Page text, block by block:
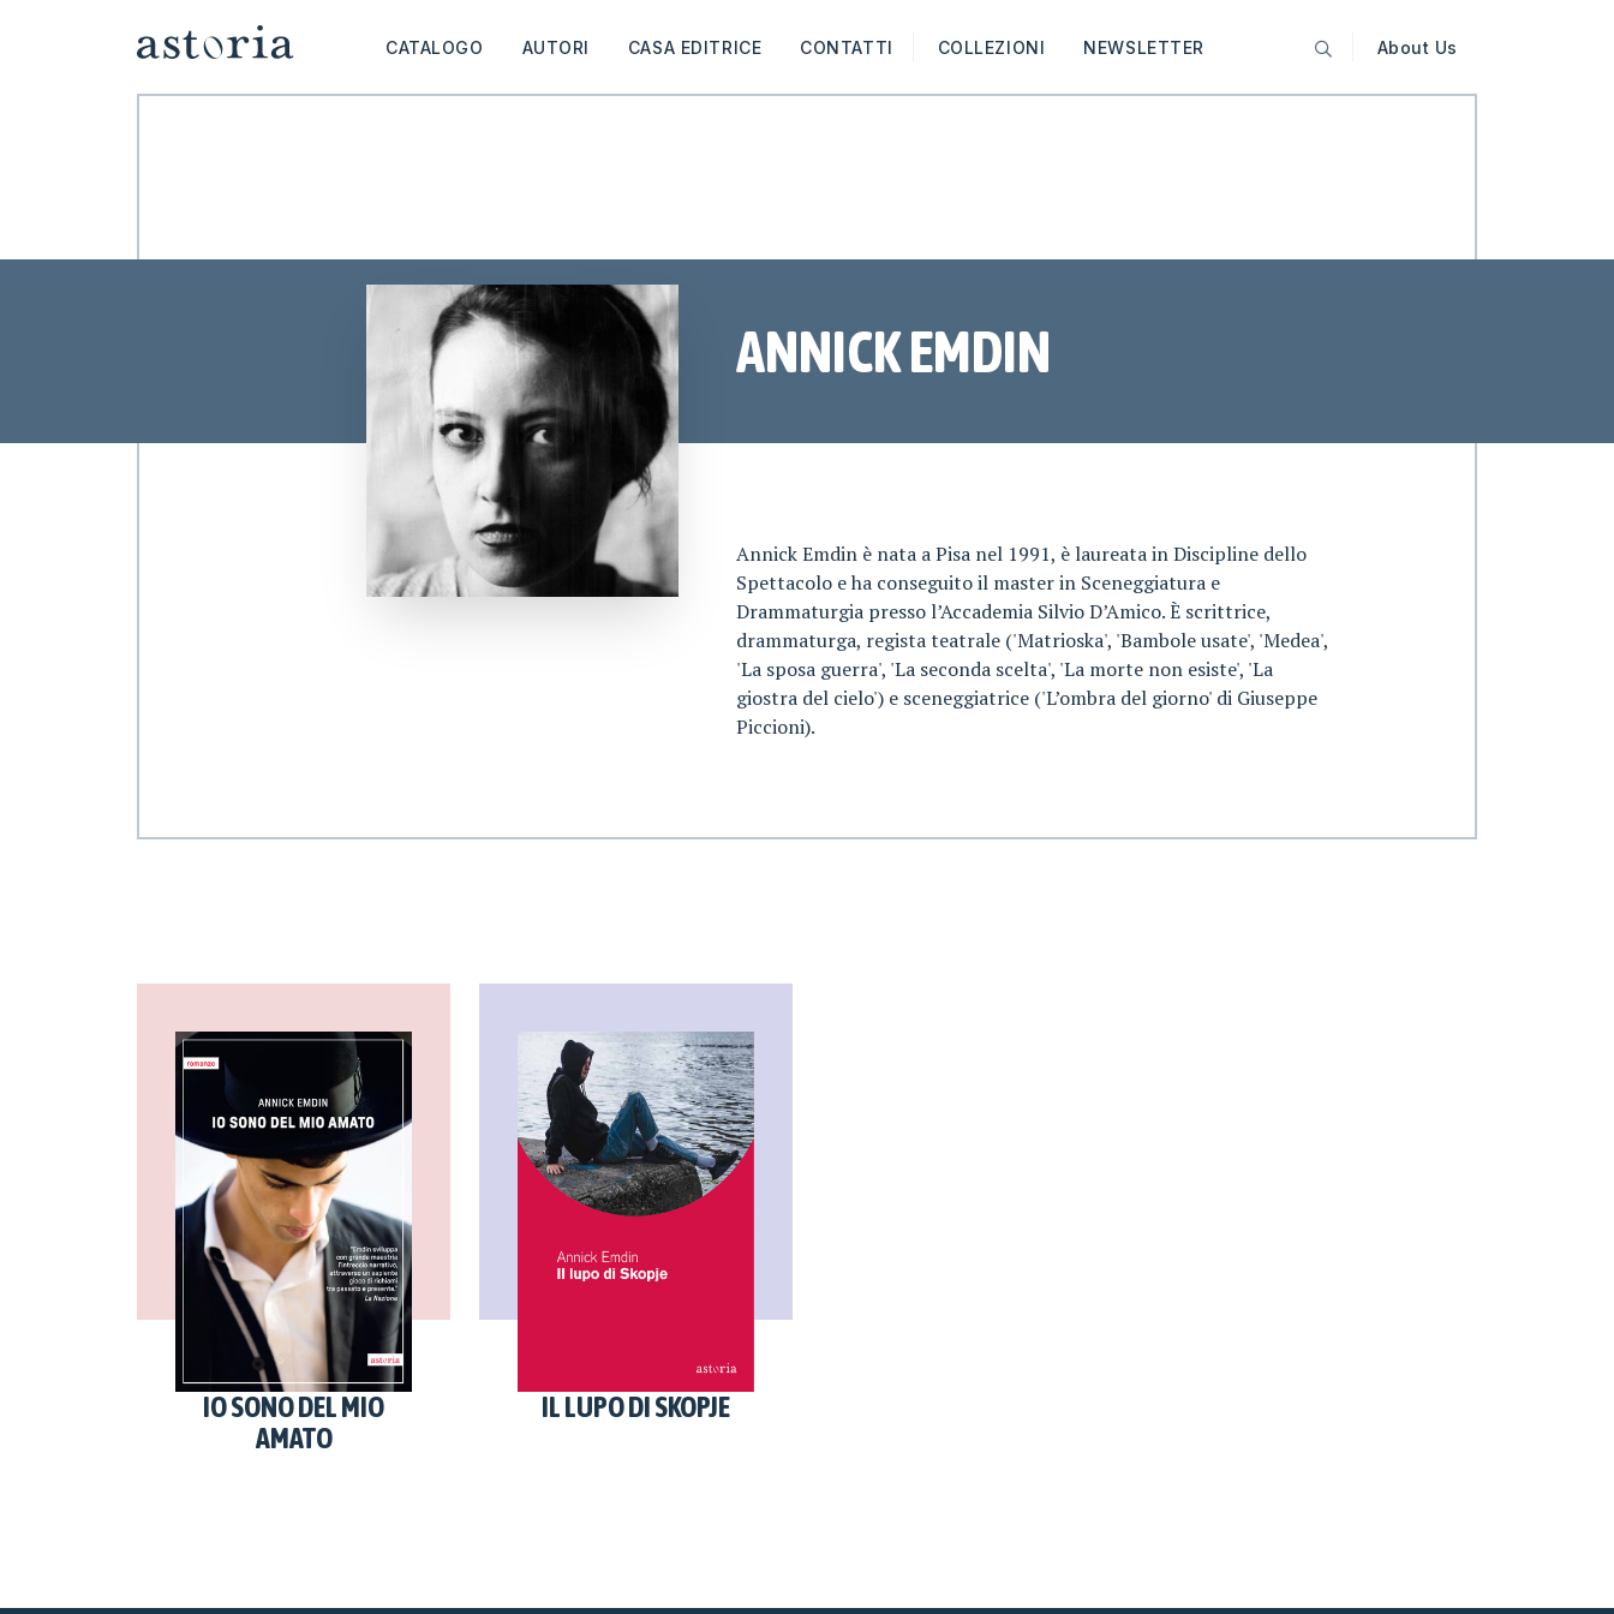
CATALOGO AUTORI CASA EDITRICE CONTATTI COLLEZIONI NEWSLETTER About Us
ANNICK EMDIN
Annick Emdin è nata a Pisa nel 1991, è laureata in Discipline dello
Spettacolo e ha conseguito il master in Sceneggiatura e
Drammaturgia presso l’Accademia Silvio D’Amico. È scrittrice,
drammaturga, regista teatrale ('Matrioska', 'Bambole usate', 'Medea',
'La sposa guerra', 'La seconda scelta', 'La morte non esiste', 'La
giostra del cielo') e sceneggiatrice ('L’ombra del giorno' di Giuseppe
Piccioni).
IO SONO DEL MIO
AMATO
IL LUPO DI SKOPJE